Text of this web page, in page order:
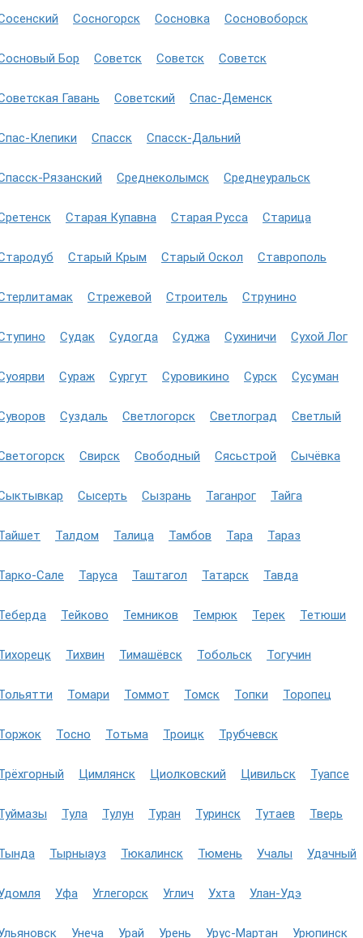
Сосногорск Сосновка Сосновоборск
Бор Советск Советск Советск
Гавань Советский Спас-Деменск
Клепики Спасск Спасск-Дальний
Рязанский Среднеколымск Среднеуральск
Старая Купавна Старая Русса Старица
Старый Крым Старый Оскол Ставрополь
Стрежевой Строитель Струнино
Судак Судогда Суджа Сухиничи Сухой Лог
Сураж Сургут Суровикино Сурск Сусуман
Суздаль Светлогорск Светлоград Светлый
Свирск Свободный Сясьстрой Сычёвка
Сысерть Сызрань Таганрог Тайга
Талдом Талица Тамбов Тара Тараз
Сале Таруса Таштагол Татарск Тавда
Тейково Темников Темрюк Терек Тетюши
Тихвин Тимашёвск Тобольск Тогучин
Томари Томмот Томск Топки Торопец
Тосно Тотьма Троицк Трубчевск
Цимлянск Циолковский Цивильск Туапсе
Тула Тулун Туран Туринск Тутаев Тверь
Тырныауз Тюкалинск Тюмень Учалы Удачный
Уфа Углегорск Углич Ухта Улан-Удэ
Унеча Урай Урень Урус-Мартан Урюпинск